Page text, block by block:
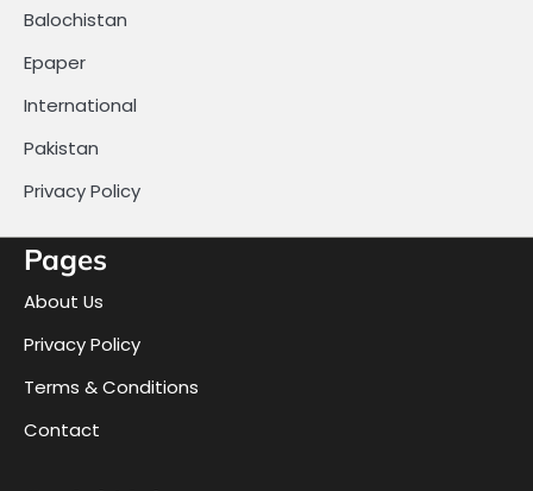
Balochistan
Epaper
International
Pakistan
Privacy Policy
Pages
About Us
Privacy Policy
Terms & Conditions
Contact